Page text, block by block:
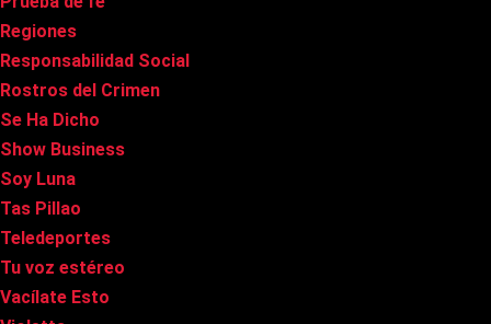
Regiones
Responsabilidad Social
Rostros del Crimen
Se Ha Dicho
Show Business
Soy Luna
Tas Pillao
Teledeportes
Tu voz estéreo
Vacílate Esto